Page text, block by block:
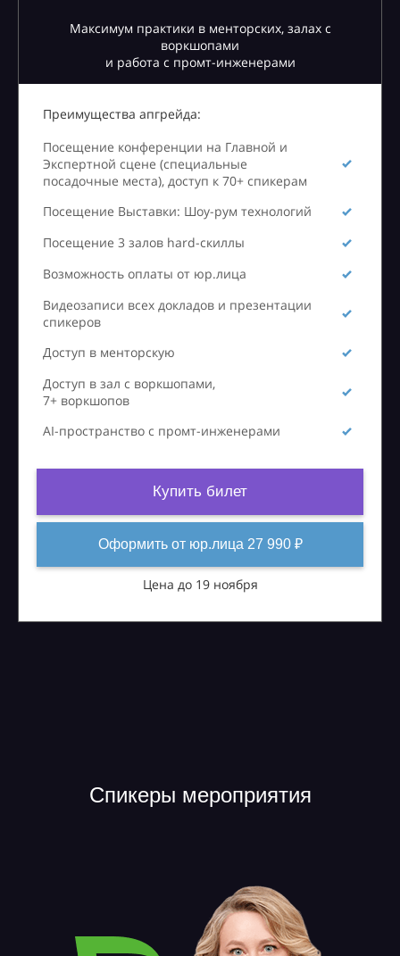
Максимум практики в менторских, залах с
воркшопами
и работа с промт-инженерами
Преимущества апгрейда:
Посещение конференции на Главной и
Экспертной сцене (специальные
посадочные места), доступ к 70+ спикерам
Посещение Выставки: Шоу-рум технологий
Посещение 3 залов hard-скиллы
Возможность оплаты от юр.лица
Видеозаписи всех докладов и презентации
спикеров
Доступ в менторскую
Доступ в зал с воркшопами,
7+ воркшопов
AI-пространство с промт-инженерами
Купить билет
Оформить от юр.лица 27 990 ₽
Цена до 19 ноября
Спикеры мероприятия